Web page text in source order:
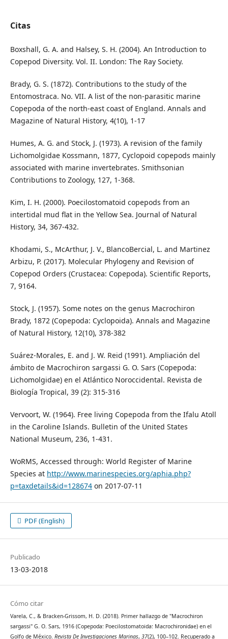
Citas
Boxshall, G. A. and Halsey, S. H. (2004). An Introduction to
Copepod Diversity. Vol. II. London: The Ray Society.
Brady, G. S. (1872). Contributions to the study of the
Entomostraca. No. VII. A list of the non-parasitic marine
Copepoda of the north-east coast of England. Annals and
Magazine of Natural History, 4(10), 1-17
Humes, A. G. and Stock, J. (1973). A revision of the family
Lichomolgidae Kossmann, 1877, Cyclopoid copepods mainly
associated with marine invertebrates. Smithsonian
Contributions to Zoology, 127, 1-368.
Kim, I. H. (2000). Poecilostomatoid copepods from an
intertidal mud flat in the Yellow Sea. Journal of Natural
History, 34, 367-432.
Khodami, S., McArthur, J. V., BlancoBercial, L. and Martinez
Arbizu, P. (2017). Molecular Phylogeny and Revision of
Copepod Orders (Crustacea: Copepoda). Scientific Reports,
7, 9164.
Stock, J. (1957). Some notes on the genus Macrochiron
Brady, 1872 (Copepoda: Cyclopoida). Annals and Magazine
of Natural History, 12(10), 378-382
Suárez-Morales, E. and J. W. Reid (1991). Ampliación del
ámbito de Macrochiron sargassi G. O. Sars (Copepoda:
Lichomolgidae) en el Atlántico Noroccidental. Revista de
Biología Tropical, 39 (2): 315-316
Vervoort, W. (1964). Free living Copepoda from the Ifalu Atoll
in the Caroline Islands. Bulletin of the United States
National Museum, 236, 1-431.
WoRMS, Accessed through: World Register of Marine
Species at http://www.marinespecies.org/aphia.php?
p=taxdetails&id=128674on 2017-07-11
PDF (English)
Publicado
13-03-2018
Cómo citar
Varela, C., & Bracken-Grissom, H. D. (2018). Primer hallazgo de "Macrochiron
sargassi" G. O. Sars, 1916 (Copepoda: Poecilostomatoida: Macrochironidae) en el
Golfo de México. Revista De Investigaciones Marinas, 37(2), 100–102. Recuperado a